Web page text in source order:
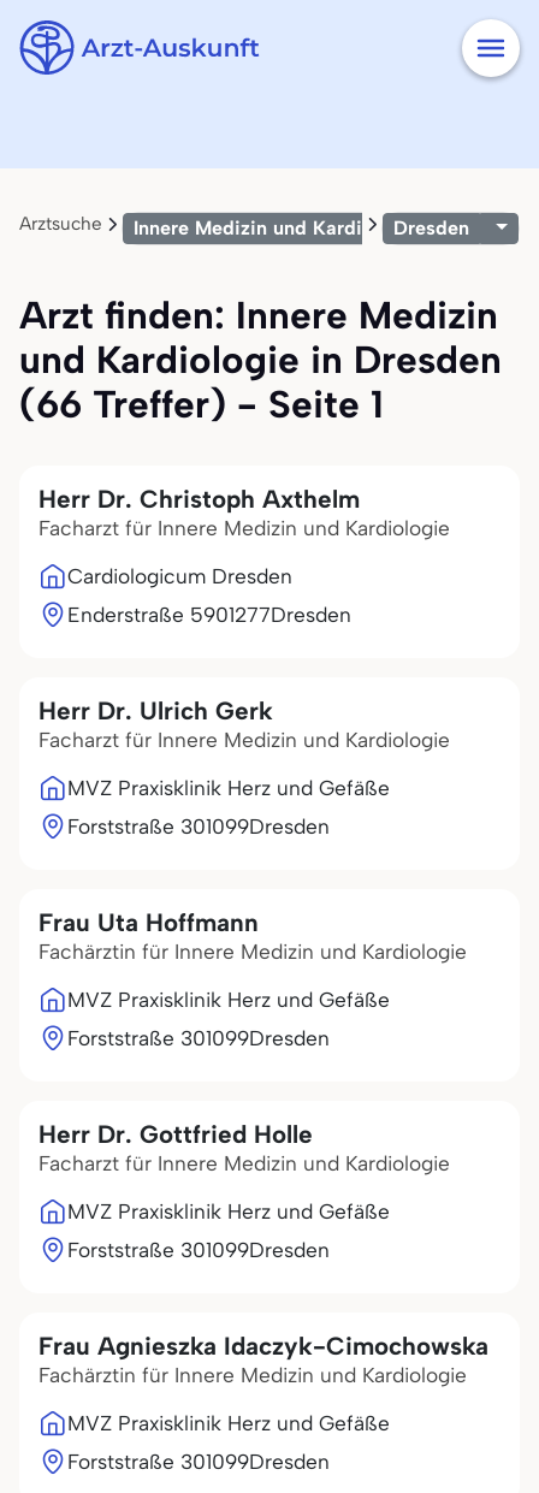
Arztsuche Innere Medizin und KardiologieDresden
Arzt finden: Innere Medizin
und Kardiologie in Dresden
(66 Treffer) - Seite 1
Herr Dr. Christoph Axthelm
Facharzt für Innere Medizin und Kardiologie
Cardiologicum Dresden
Enderstraße 5901277Dresden
Herr Dr. Ulrich Gerk
Facharzt für Innere Medizin und Kardiologie
MVZ Praxisklinik Herz und Gefäße
Forststraße 301099Dresden
Frau Uta Hoffmann
Fachärztin für Innere Medizin und Kardiologie
MVZ Praxisklinik Herz und Gefäße
Forststraße 301099Dresden
Herr Dr. Gottfried Holle
Facharzt für Innere Medizin und Kardiologie
MVZ Praxisklinik Herz und Gefäße
Forststraße 301099Dresden
Frau Agnieszka Idaczyk-Cimochowska
Fachärztin für Innere Medizin und Kardiologie
MVZ Praxisklinik Herz und Gefäße
Forststraße 301099Dresden